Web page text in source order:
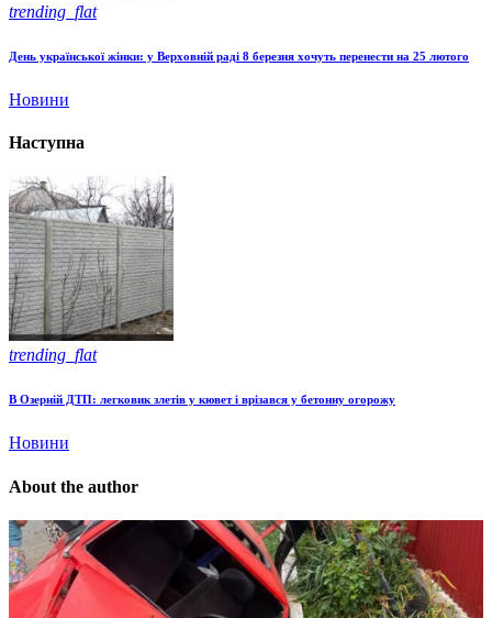
trending_flat
День української жінки: у Верховній раді 8 березня хочуть перенести на 25 лютого
Новини
Наступна
trending_flat
В Озерній ДТП: легковик злетів у кювет і врізався у бетонну огорожу
Новини
About the author